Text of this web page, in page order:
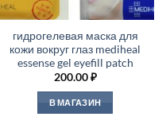
гидрогелевая маска для
кожи вокруг глаз mediheal
essense gel eyefill patch
200.00₽
В МАГАЗИН